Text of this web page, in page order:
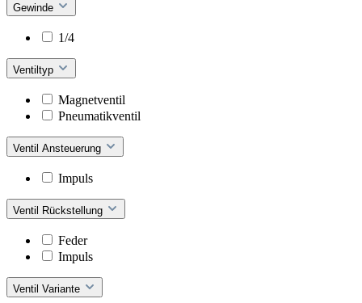
Gewinde
1/4
Ventiltyp
Magnetventil
Pneumatikventil
Ventil Ansteuerung
Impuls
Ventil Rückstellung
Feder
Impuls
Ventil Variante